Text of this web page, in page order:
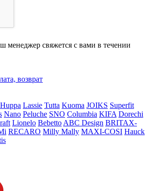
менеджер свяжется с вами в течении
возврат
Huppa Lassie Tutta Kuoma JOIKS Superfit
Nano Peluche SNO Columbia KIFA Dorechi
Lionelo Bebetto ABC Design BRITAX-
RECARO Milly Mally MAXI-COSI Hauck